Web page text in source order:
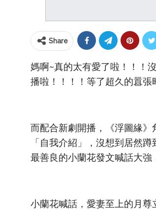
Share
媽啊~真的太有愛了啦！！！
播啦！！！！等了超久的囂張
而配合新劇開播，《浮圖緣
「自我介紹」，沒想到居然
最善良的小蘭花發文喊話大強
小蘭花喊話，愛妻至上的月尊